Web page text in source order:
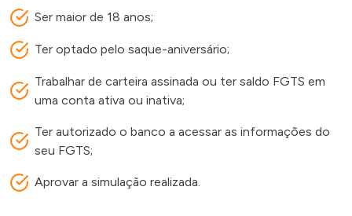
Ser maior de 18 anos;
Ter optado pelo saque-aniversário;
Trabalhar de carteira assinada ou ter saldo FGTS em
uma conta ativa ou inativa;
Ter autorizado o banco a acessar as informações do
seu FGTS;
Aprovar a simulação realizada.